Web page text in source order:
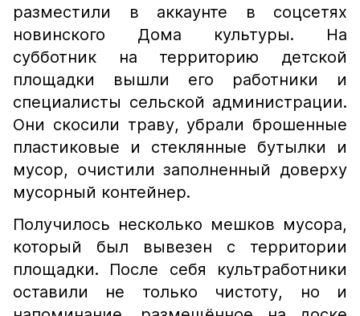
разместили в аккаунте в соцсетях
новинского Дома культуры. На
субботник на территорию детской
площадки вышли его работники и
специалисты сельской администрации.
Они скосили траву, убрали брошенные
пластиковые и стеклянные бутылки и
мусор, очистили заполненный доверху
мусорный контейнер.
Получилось несколько мешков мусора,
который был вывезен с территории
площадки. После себя культработники
оставили не только чистоту, но и